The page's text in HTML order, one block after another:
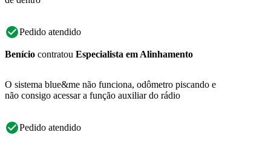
Pedido atendido
Benício contratou Especialista em Alinhamento
O sistema blue&me não funciona, odômetro piscando e
não consigo acessar a função auxiliar do rádio
Pedido atendido